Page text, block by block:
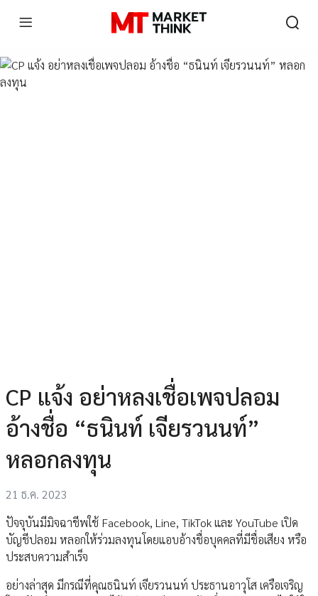
CP แจ้ง อย่าหลงเชื่อเพจปลอม
อ้างชื่อ “ธนินท์ เจียรวนนท์”
หลอกลงทุน
21 ธ.ค. 2023
ปัจจุบันมีมิจฉาชีพใช้ Facebook, Line, TikTok และ YouTube เปิด
บัญชีปลอม หลอกให้ร่วมลงทุนโดยแอบอ้างชื่อบุคคลที่มีชื่อเสียง หรือ
ประสบความสำเร็จ
อย่างล่าสุด มีกรณีที่คุณธนินท์ เจียรวนนท์ ประธานอาวุโส เครือเจริญ